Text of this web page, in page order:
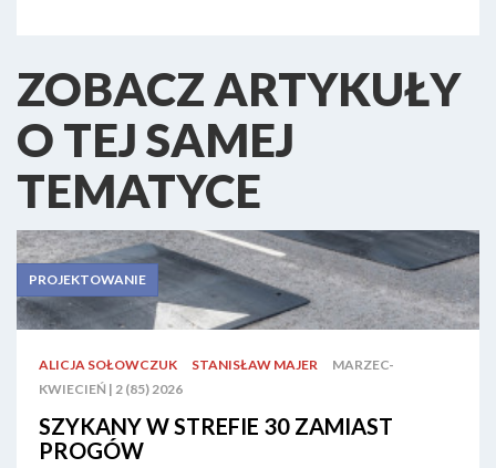
ZOBACZ ARTYKUŁY
O TEJ SAMEJ
TEMATYCE
PROJEKTOWANIE
ALICJA SOŁOWCZUK STANISŁAW MAJER
MARZEC-
KWIECIEŃ | 2 (85) 2026
SZYKANY W STREFIE 30 ZAMIAST
PROGÓW